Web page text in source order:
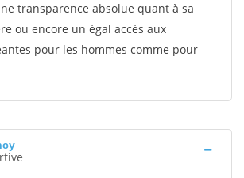
transparence absolue quant à sa
ou encore un égal accès aux
pour les hommes comme pour